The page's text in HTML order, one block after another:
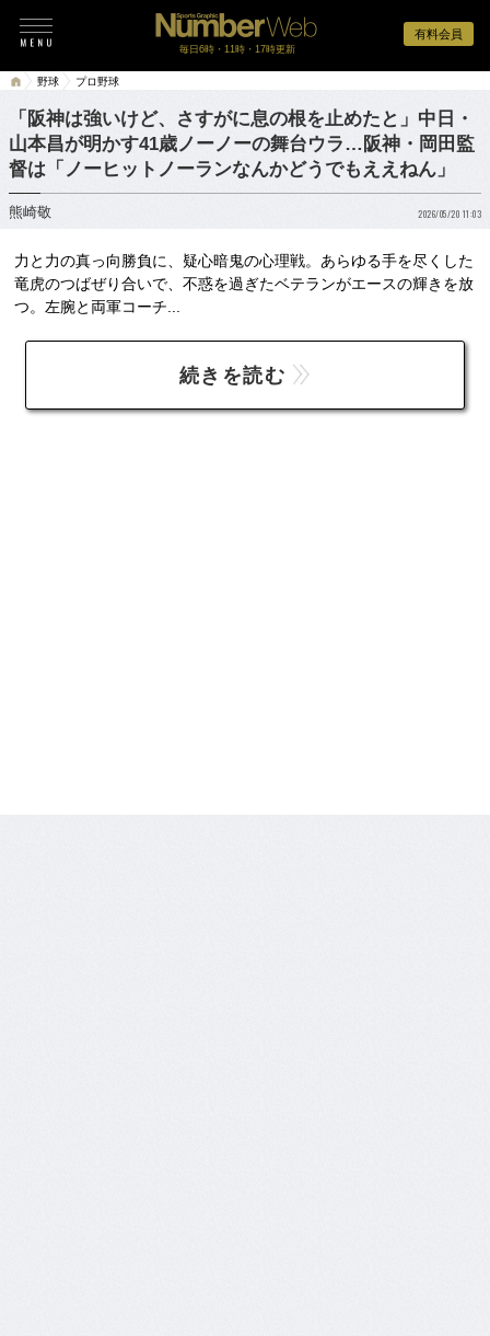
有料会員
毎日6時・11時・17時更新
野球 プロ野球
「阪神は強いけど、さすがに息の根を止めたと」中日・
山本昌が明かす41歳ノーノーの舞台ウラ…阪神・岡田監
督は「ノーヒットノーランなんかどうでもええねん」
熊崎敬 2026/05/20 11:03
力と力の真っ向勝負に、疑心暗鬼の心理戦。あらゆる手を尽くした
竜虎のつばぜり合いで、不惑を過ぎたベテランがエースの輝きを放
つ。左腕と両軍コーチ...
続きを読む